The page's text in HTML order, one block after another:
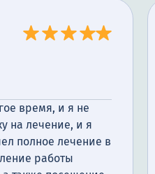
время, и я не
на лечение, и я
полное лечение в
работы